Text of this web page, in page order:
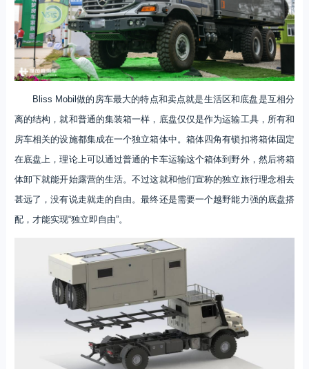
Bliss Mobil做的房车最大的特点和卖点就是生活区和底盘是互相分
离的结构，就和普通的集装箱一样，底盘仅仅是作为运输工具，所有和
房车相关的设施都集成在一个独立箱体中。箱体四角有锁扣将箱体固定
在底盘上，理论上可以通过普通的卡车运输这个箱体到野外，然后将箱
体卸下就能开始露营的生活。不过这就和他们宣称的独立旅行理念相去
甚远了，没有说走就走的自由。最终还是需要一个越野能力强的底盘搭
配，才能实现“独立即自由”。